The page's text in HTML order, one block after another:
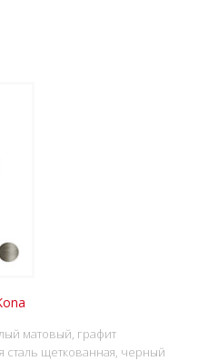
матовый, графит
щеткованная, черный